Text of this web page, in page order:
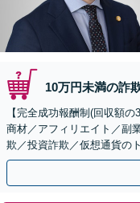
10万円未満の詐
【完全成功報酬制(回収額
商材／アフィリエイト／副
欺／投資詐欺／仮想通貨の
のみで解決も可能！